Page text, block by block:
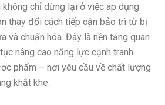
không chỉ dừng lại ở việc áp dụng
thay đổi cách tiếp cận bảo trì từ bị
và chuẩn hóa. Đây là nền tảng quan
nâng cao năng lực cạnh tranh
phẩm – nơi yêu cầu về chất lượng
khắt khe.